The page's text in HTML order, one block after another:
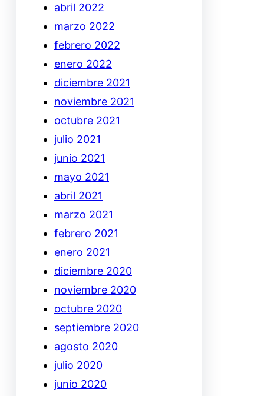
abril 2022
marzo 2022
febrero 2022
enero 2022
diciembre 2021
noviembre 2021
octubre 2021
julio 2021
junio 2021
mayo 2021
abril 2021
marzo 2021
febrero 2021
enero 2021
diciembre 2020
noviembre 2020
octubre 2020
septiembre 2020
agosto 2020
julio 2020
junio 2020